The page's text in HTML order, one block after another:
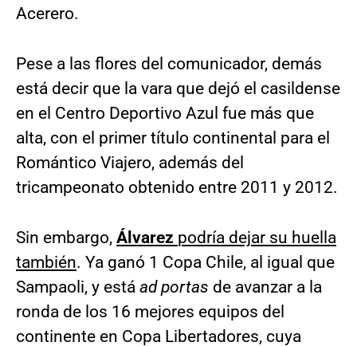
Acerero.
Pese a las flores del comunicador, demás
está decir que la vara que dejó el casildense
en el Centro Deportivo Azul fue más que
alta, con el primer título continental para el
Romántico Viajero, además del
tricampeonato obtenido entre 2011 y 2012.
Sin embargo, Álvarez podría dejar su huella
también. Ya ganó 1 Copa Chile, al igual que
Sampaoli, y está ad portas de avanzar a la
ronda de los 16 mejores equipos del
continente en Copa Libertadores, cuya